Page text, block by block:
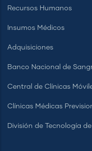
Recursos Humanos
Insumos Médicos
Adquisiciones
Banco Nacional de
Central de Clínicas
Clínicas Médicas
División de Tecnología